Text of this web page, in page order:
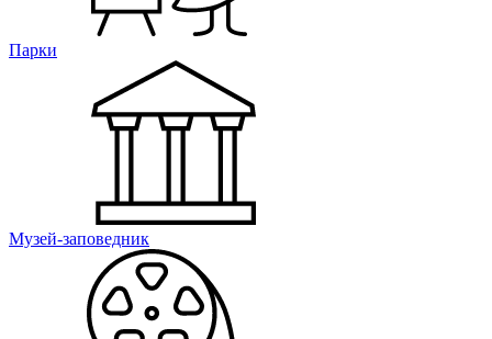
Парки
Музей-заповедник